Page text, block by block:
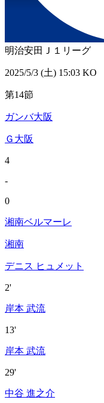
明治安田Ｊ１リーグ
2025/5/3 (土) 15:03 KO
第14節
ガンバ大阪
Ｇ大阪
4
-
0
湘南ベルマーレ
湘南
デニス ヒュメット
2'
岸本 武流
13'
岸本 武流
29'
中谷 進之介